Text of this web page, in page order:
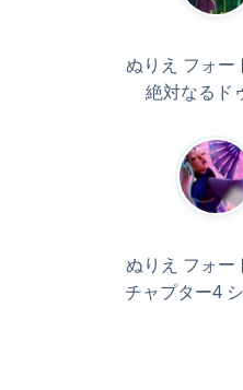
ぬりえ フォー
絶対なるド
ぬりえ フォー
チャプター4